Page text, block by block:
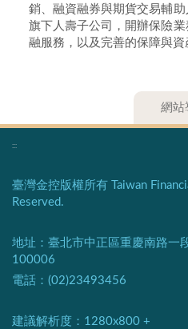
銷、融資融券與期貨交易輔
旗下人壽子公司，開辦保險
融服務，以及完善的保障與資
網站
:::
臺灣金控版權所有 Taiwan
Reserved.
地址：臺北市中正區重慶南路
100006
電話：(02)23493456
建議解析度：1280x800 +​